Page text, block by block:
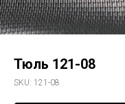
Тюль 121-08
SKU: 121-08